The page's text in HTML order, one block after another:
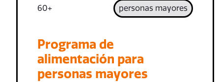
60+ personas mayores
Programa de
alimentación para
personas mayores